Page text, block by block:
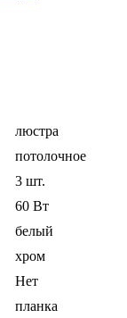
люстра
потолочное
3 шт.
60 Вт
белый
хром
Нет
планка